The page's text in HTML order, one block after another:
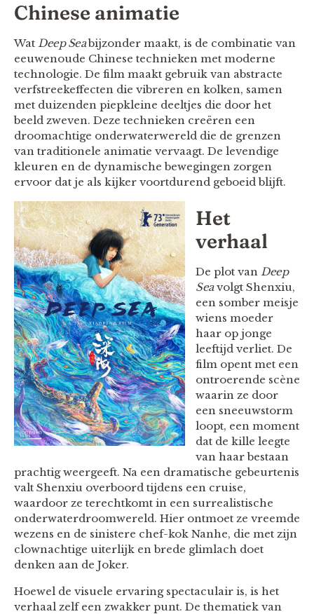
Chinese animatie
Wat Deep Seabijzonder maakt, is de combinatie van
eeuwenoude Chinese technieken met moderne
technologie. De film maakt gebruik van abstracte
verfstreekeffecten die vibreren en kolken, samen
met duizenden piepkleine deeltjes die door het
beeld zweven. Deze technieken creëren een
droomachtige onderwaterwereld die de grenzen
van traditionele animatie vervaagt. De levendige
kleuren en de dynamische bewegingen zorgen
ervoor dat je als kijker voortdurend geboeid blijft.
Het
verhaal
De plot van Deep
Seavolgt Shenxiu,
een somber meisje
wiens moeder
haar op jonge
leeftijd verliet. De
film opent met een
ontroerende scène
waarin ze door
een sneeuwstorm
loopt, een moment
dat de kille leegte
van haar bestaan
prachtig weergeeft. Na een dramatische gebeurtenis
valt Shenxiu overboord tijdens een cruise,
waardoor ze terechtkomt in een surrealistische
onderwaterdroomwereld. Hier ontmoet ze vreemde
wezens en de sinistere chef-kok Nanhe, die met zijn
clownachtige uiterlijk en brede glimlach doet
denken aan de Joker.
Hoewel de visuele ervaring spectaculair is, is het
verhaal zelf een zwakker punt. De thematiek van